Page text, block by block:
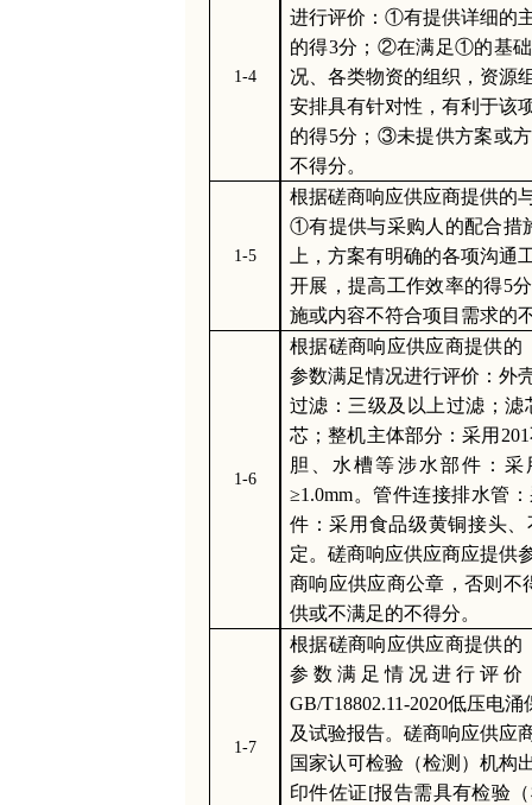
1-4
进行评价： ①有提供详细的
的得3分；②在满足①的基
况、各类物资的组织，资源
安排具有针对性，有利于该
的得5分；③未提供方案或
不得分。
1-5
根据磋商响应供应商提供的
①有提供与采购人的配合
上，方案有明确的各项沟通
开展，提高工作效率的得5
施或内容不符合项目需求的
1-6
根据磋商响应供应商提供的
参数满足情况进行评价：外
过滤：三级及以上过滤；滤
芯；整机主体部分：采用
胆、水槽等涉水部件：采
≥1.0mm。管件连接排水管
件：采用食品级黄铜接头
定。磋商响应供应商应提供
商响应供应商公章，否则不
供或不满足的不得分。
1-7
根据磋商响应供应商提供的
参数满足情况进行评
GB/T18802.11-2020低压电
及试验报告。磋商响应供应
国家认可检验（检测）机构
印件佐证[报告需具有检验